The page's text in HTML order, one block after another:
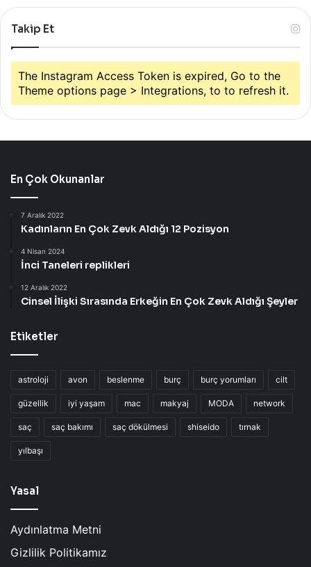
Takip Et
The Instagram Access Token is expired, Go to the
Theme options page > Integrations, to to refresh it.
En Çok Okunanlar
7 Aralık 2022
Kadınların En Çok Zevk Aldığı 12 Pozisyon
4 Nisan 2024
İnci Taneleri replikleri
12 Aralık 2022
Cinsel İlişki Sırasında Erkeğin En Çok Zevk Aldığı Şeyler
Etiketler
astroloji avon beslenme burç burç yorumları cilt
güzellik iyi yaşam mac makyaj MODA network
saç saç bakımı saç dökülmesi shiseido tırnak
yılbaşı
Yasal
Aydınlatma Metni
Gizlilik Politikamız